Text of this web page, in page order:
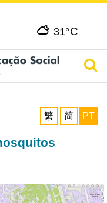
31°C
繁
简 PT